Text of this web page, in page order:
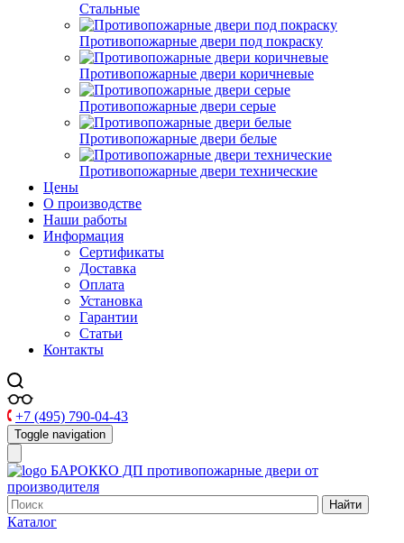
Стальные
Противопожарные двери под покраску
Противопожарные двери коричневые
Противопожарные двери серые
Противопожарные двери белые
Противопожарные двери технические
Цены
О производстве
Наши работы
Информация
Сертификаты
Доставка
Оплата
Установка
Гарантии
Статьи
Контакты
+7 (495) 790-04-43
Toggle navigation
БАРОККО ДП противопожарные двери от
производителя
Найти
Каталог